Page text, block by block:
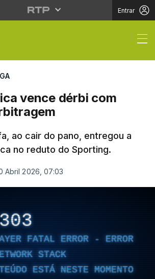
Entrar
vence
vence dérbi com
ao cair do pano, entregou a
no reduto do Sporting.
Abril 2026, 07:03
FATAL ERROR - ERROR
STACK
ESTÁ NESTE MOMENTO